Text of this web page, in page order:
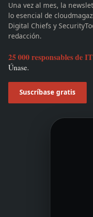
Una vez al mes, la
lo esencial de
Digital Chiefs y
redacción.
25 000 responsables de
Únase.
Suscríbase gratis